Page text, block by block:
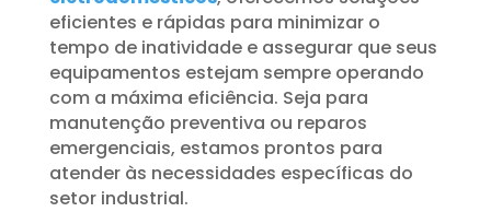
eficientes e rápidas para minimizar o
tempo de inatividade e assegurar que seus
equipamentos estejam sempre operando
com a máxima eficiência. Seja para
manutenção preventiva ou reparos
emergenciais, estamos prontos para
atender às necessidades específicas do
setor industrial.